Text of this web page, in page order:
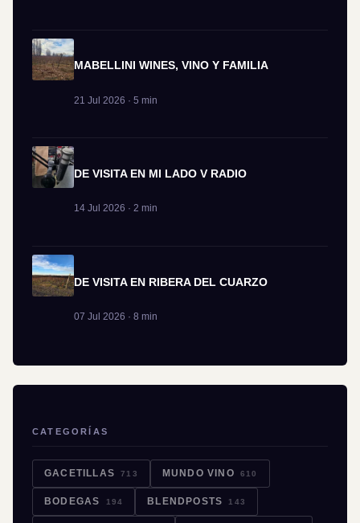
MABELLINI WINES, VINO Y FAMILIA
21 Jul 2026 · 5 min
DE VISITA EN MI LADO V RADIO
14 Jul 2026 · 2 min
DE VISITA EN RIBERA DEL CUARZO
07 Jul 2026 · 8 min
CATEGORÍAS
GACETILLAS 713 MUNDO VINO 610
BODEGAS 194 BLENDPOSTS 143